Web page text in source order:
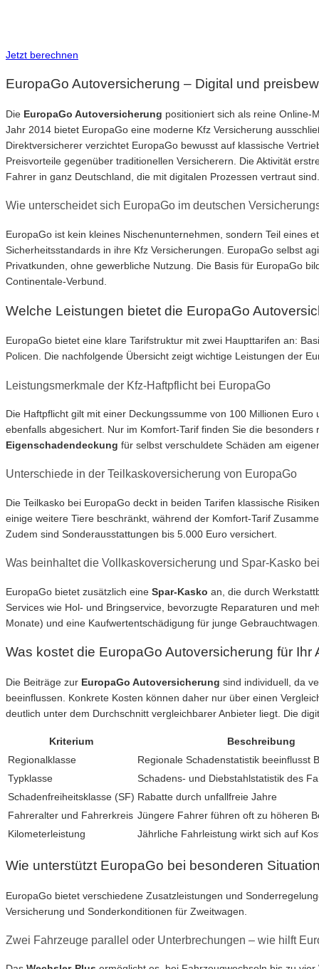
Jetzt berechnen
EuropaGo Autoversicherung – Digital und
Die EuropaGo Autoversicherung positioniert sich als reine Online-
Jahr 2014 bietet EuropaGo eine moderne Kfz Versicherung
Direktversicherer verzichtet EuropaGo bewusst auf klassische
Preisvorteile gegenüber traditionellen Versicherern. Die Aktivität
Fahrer in ganz Deutschland, die mit digitalen Prozessen vertraut sind.
Wie unterscheidet sich EuropaGo im deutschen
EuropaGo ist kein kleines Nischenunternehmen, sondern Teil eines
Sicherheitsstandards in ihre Kfz Versicherungen. EuropaGo selbst
Privatkunden, ohne gewerbliche Nutzung. Die Basis für EuropaGo
Continentale-Verbund.
Welche Leistungen bietet die EuropaGo
EuropaGo bietet eine klare Tarifstruktur mit zwei Haupttarifen an:
Policen. Die nachfolgende Übersicht zeigt wichtige Leistungen der
Leistungsmerkmale der Kfz-Haftpflicht bei EuropaGo
Die Haftpflicht gilt mit einer Deckungssumme von 100 Millionen
ebenfalls abgesichert. Nur im Komfort-Tarif finden Sie die besonders
Eigenschadendeckung für selbst verschuldete Schäden am
Unterschiede in der Teilkaskoversicherung von EuropaGo
Die Teilkasko bei EuropaGo deckt in beiden Tarifen klassische
einige weitere Tiere beschränkt, während der Komfort-Tarif
Zudem sind Sonderausstattungen bis 5.000 Euro versichert.
Was beinhaltet die Vollkaskoversicherung und Spar-Kasko
EuropaGo bietet zusätzlich eine Spar-Kasko an, die durch
Services wie Hol- und Bringservice, bevorzugte Reparaturen und
Monate) und eine Kaufwertentschädigung für junge
Was kostet die EuropaGo Autoversicherung für Ihr
Die Beiträge zur EuropaGo Autoversicherung sind individuell, da
beeinflussen. Konkrete Kosten können daher nur über einen
deutlich unter dem Durchschnitt vergleichbarer Anbieter liegt. Die
Kriterium
Beschreibung
Regionalklasse
Regionale Schadenstatistik beeinflusst
Typklasse
Schadens- und Diebstahlstatistik des
Schadenfreiheitsklasse (SF) Rabatte durch unfallfreie Jahre
Fahreralter und Fahrerkreis Jüngere Fahrer führen oft zu höheren
Kilometerleistung
Jährliche Fahrleistung wirkt sich auf
Wie unterstützt EuropaGo bei besonderen
EuropaGo bietet verschiedene Zusatzleistungen und
Versicherung und Sonderkonditionen für Zweitwagen.
Zwei Fahrzeuge parallel oder Unterbrechungen – wie hilft